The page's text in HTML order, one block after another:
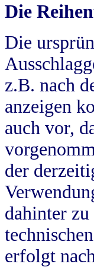
Die
Die
z.B. nach
anzeigen
auch vor,
der
dahinter
erfolgt